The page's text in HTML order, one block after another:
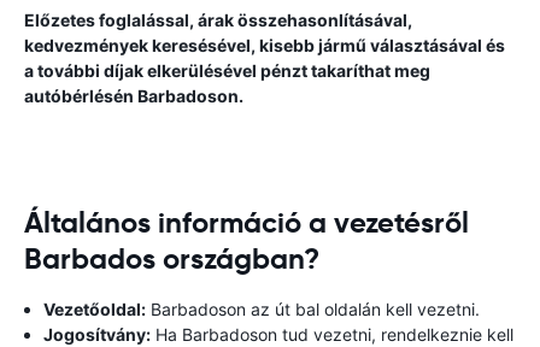
Előzetes foglalással, árak összehasonlításával,
kedvezmények keresésével, kisebb jármű választásával és
a további díjak elkerülésével pénzt takaríthat meg
autóbérlésén Barbadoson.
Általános információ a vezetésről
Barbados országban?
Vezetőoldal: Barbadoson az út bal oldalán kell vezetni.
Jogosítvány: Ha Barbadoson tud vezetni, rendelkeznie kell